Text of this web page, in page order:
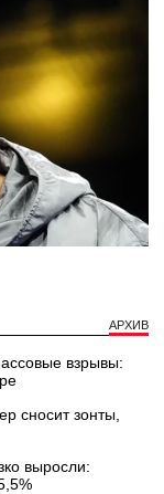
АРХИВ
взрывы:
сносит зонты,
выросли: